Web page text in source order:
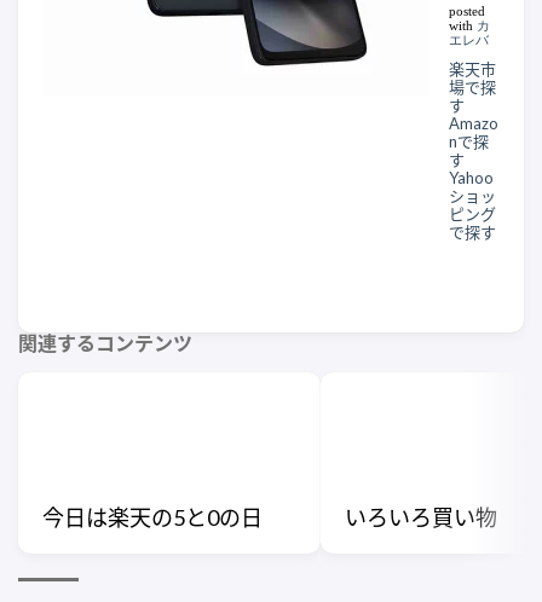
posted
with カ
エレバ
楽天市
場で探
す
Amazo
nで探
す
Yahoo
ショッ
ピング
で探す
関連するコンテンツ
今日は楽天の5と0の日 いろいろ買い物